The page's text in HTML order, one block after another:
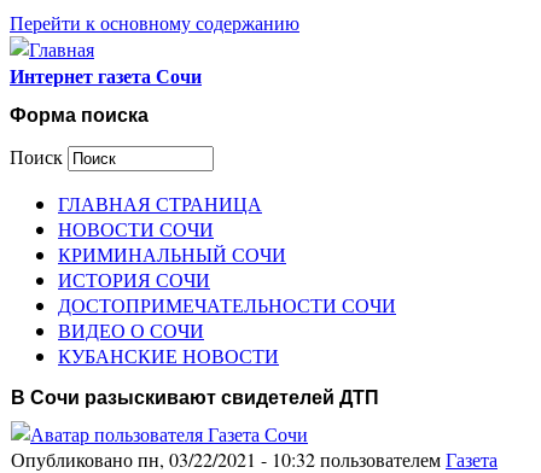
Перейти к основному содержанию
Интернет газета Сочи
Форма поиска
Поиск
ГЛАВНАЯ СТРАНИЦА
НОВОСТИ СОЧИ
КРИМИНАЛЬНЫЙ СОЧИ
ИСТОРИЯ СОЧИ
ДОСТОПРИМЕЧАТЕЛЬНОСТИ СОЧИ
ВИДЕО О СОЧИ
КУБАНСКИЕ НОВОСТИ
В Сочи разыскивают свидетелей ДТП
Опубликовано пн, 03/22/2021 - 10:32 пользователемГазета